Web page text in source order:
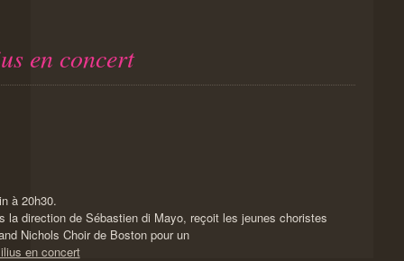
en concert
à 20h30.
la direction de Sébastien di Mayo, reçoit les jeunes choristes
Nichols Choir de Boston pour un
en concert